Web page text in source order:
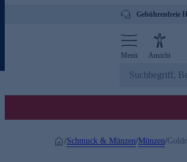
Gebührenfreie
Menü Ansicht
/Schmuck & Münzen/Münzen/